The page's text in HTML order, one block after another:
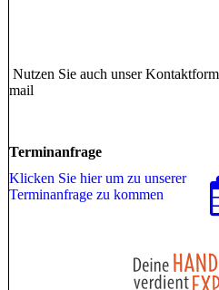
Nutzen Sie auch unser
mail
Terminanfrage
Klicken Sie hier um zu unserer
Terminanfrage zu kommen